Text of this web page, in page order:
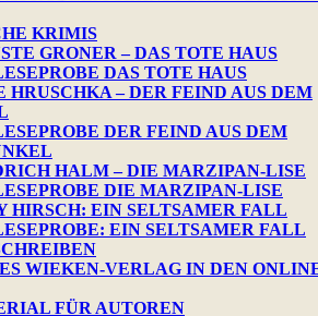
KRIMIS
GRONER – DAS TOTE HAUS
DAS TOTE HAUS
HRUSCHKA – DER FEIND AUS DEM
DER FEIND AUS DEM
HALM – DIE MARZIPAN-LISE
DIE MARZIPAN-LISE
HIRSCH: EIN SELTSAMER FALL
EIN SELTSAMER FALL
WIEKEN-VERLAG IN DEN
FÜR AUTOREN